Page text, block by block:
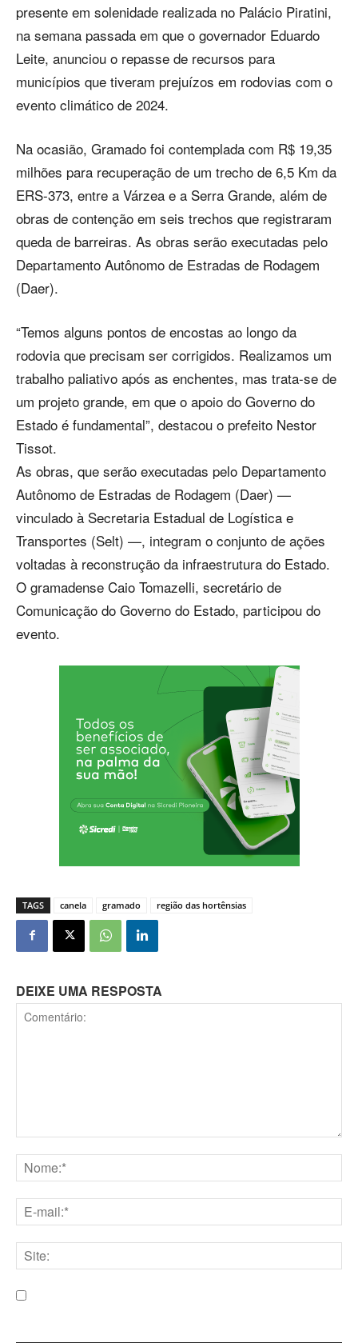
presente em solenidade realizada no Palácio Piratini,
na semana passada em que o governador Eduardo
Leite, anunciou o repasse de recursos para
municípios que tiveram prejuízos em rodovias com o
evento climático de 2024.
Na ocasião, Gramado foi contemplada com R$ 19,35
milhões para recuperação de um trecho de 6,5 Km da
ERS-373, entre a Várzea e a Serra Grande, além de
obras de contenção em seis trechos que registraram
queda de barreiras. As obras serão executadas pelo
Departamento Autônomo de Estradas de Rodagem
(Daer).
“Temos alguns pontos de encostas ao longo da
rodovia que precisam ser corrigidos. Realizamos um
trabalho paliativo após as enchentes, mas trata-se de
um projeto grande, em que o apoio do Governo do
Estado é fundamental”, destacou o prefeito Nestor
Tissot.
As obras, que serão executadas pelo Departamento
Autônomo de Estradas de Rodagem (Daer) —
vinculado à Secretaria Estadual de Logística e
Transportes (Selt) —, integram o conjunto de ações
voltadas à reconstrução da infraestrutura do Estado.
O gramadense Caio Tomazelli, secretário de
Comunicação do Governo do Estado, participou do
evento.
TAGS canela gramado região das hortênsias
DEIXE UMA RESPOSTA
mail:*